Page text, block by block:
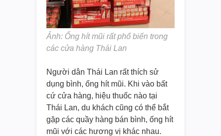
Ảnh: Ống hít mũi rất phổ biến trong
các cửa hàng Thái Lan
Người dân Thái Lan rất thích sử
dụng bình, ống hít mũi. Khi vào bất
cứ cửa hàng, hiệu thuốc nào tại
Thái Lan, du khách cũng có thể bắt
gặp các quầy hàng bán bình, ống hít
mũi với các hương vị khác nhau.